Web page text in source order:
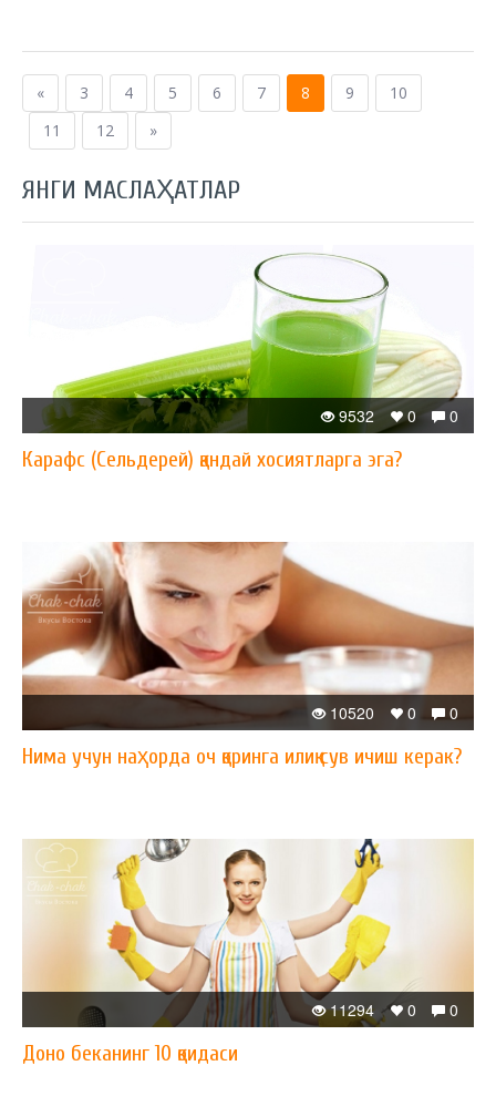
« 3 4 5 6 7 8 9
10
11
12 »
ЯНГИ МАСЛАҲАТЛАР
0
0
9532
Карафс (Сельдерей) қандай хосиятларга эга?
0
0
10520
Нима учун наҳорда оч қоринга илиқ сув ичиш керак?
0
0
11294
Доно беканинг 10 қоидаси